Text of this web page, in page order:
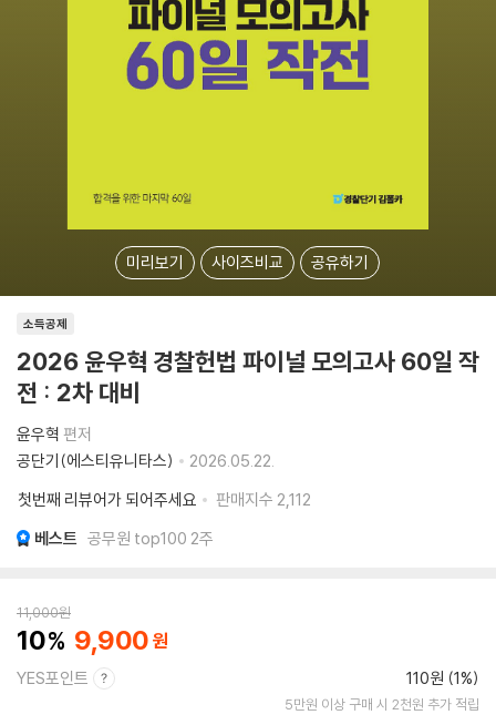
미리보기 사이즈비교 공유하기
소득공제
2026 윤우혁 경찰헌법 파이널 모의고사 60일 작
전 : 2차 대비
윤우혁 편저
공단기(에스티유니타스)
2026.05.22.
첫번째 리뷰어가 되어주세요
판매지수 2,112
베스트 공무원 top100 2주
11,000원
10 9,900
YES포인트 110원 (1%)
5만원 이상 구매 시 2천원 추가 적립